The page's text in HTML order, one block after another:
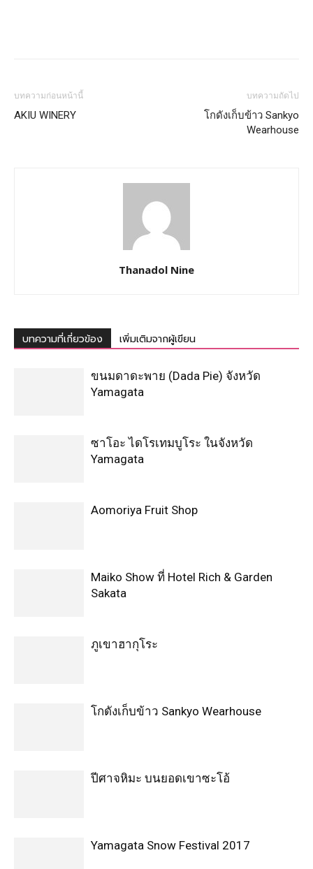
บทความก่อนหน้านี้
AKIU WINERY
บทความถัดไป
โกดังเก็บข้าว Sankyo
Wearhouse
Thanadol Nine
บทความที่เกี่ยวข้อง เพิ่มเติมจากผู้เขียน
ขนมดาดะพาย (Dada Pie) จังหวัด
Yamagata
ซาโอะ ไดโรเทมบูโระ ในจังหวัด
Yamagata
Aomoriya Fruit Shop
Maiko Show ที่ Hotel Rich & Garden
Sakata
ภูเขาฮากุโระ
โกดังเก็บข้าว Sankyo Wearhouse
ปีศาจหิมะ บนยอดเขาซะโอ้
Yamagata Snow Festival 2017